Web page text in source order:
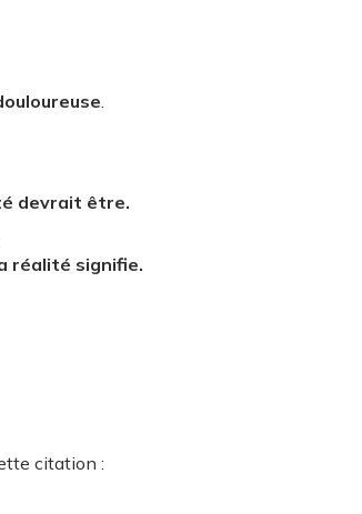
devrait être.
réalité signifie.
citation :